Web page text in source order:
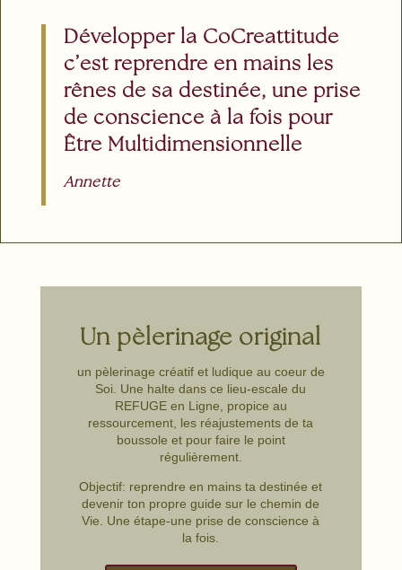
Développer la CoCreattitude
c’est reprendre en mains les
rênes de sa destinée, une prise
de conscience à la fois pour
Être Multidimensionnelle
Annette
Un pèlerinage original
un pèlerinage créatif et ludique au coeur de
Soi. Une halte dans ce lieu-escale du
REFUGE en Ligne, propice au
ressourcement, les réajustements de ta
boussole et pour faire le point
régulièrement.
Objectif: reprendre en mains ta destinée et
devenir ton propre guide sur le chemin de
Vie. Une étape-une prise de conscience à
la fois.